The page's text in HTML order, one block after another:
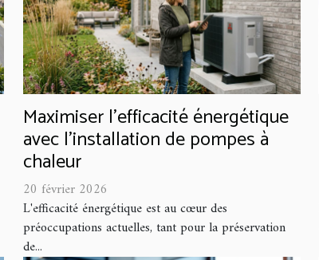
Maximiser l'efficacité énergétique
avec l'installation de pompes à
chaleur
20 février 2026
L'efficacité énergétique est au cœur des
préoccupations actuelles, tant pour la préservation
de...